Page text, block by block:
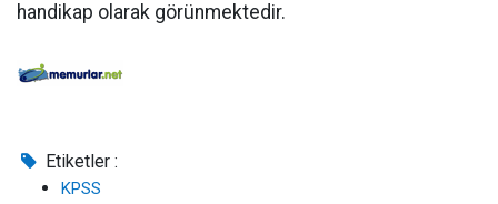
handikap olarak görünmektedir.
Etiketler :
KPSS